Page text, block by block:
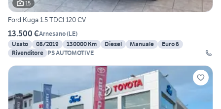
15
Ford Kuga 1.5 TDCI 120 CV
13.500 €Arnesano(LE)
Usato
08/2019 130000 Km Diesel Manuale
Euro 6
Rivenditore PS AUTOMOTIVE